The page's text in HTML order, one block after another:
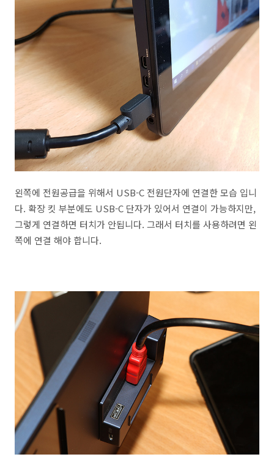
왼쪽에 전원공급을 위해서 USB-C 전원단자에 연결한 모습 입니
다. 확장 킷 부분에도 USB-C 단자가 있어서 연결이 가능하지만,
그렇게 연결하면 터치가 안됩니다. 그래서 터치를 사용하려면 왼
쪽에 연결 해야 합니다.